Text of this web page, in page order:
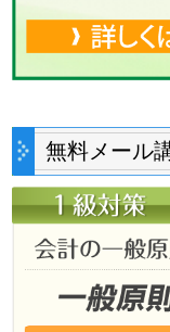
無料メール